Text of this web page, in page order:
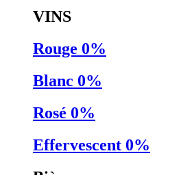
VINS
Rouge 0%
Blanc 0%
Rosé 0%
Effervescent 0%